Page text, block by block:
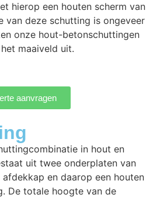
hierop een houten scherm van
van deze schutting is ongeveer
onze hout-betonschuttingen
maaiveld uit.
aanvragen
in hout en
uit twee onderplaten van
en daarop een houten
De totale hoogte van de